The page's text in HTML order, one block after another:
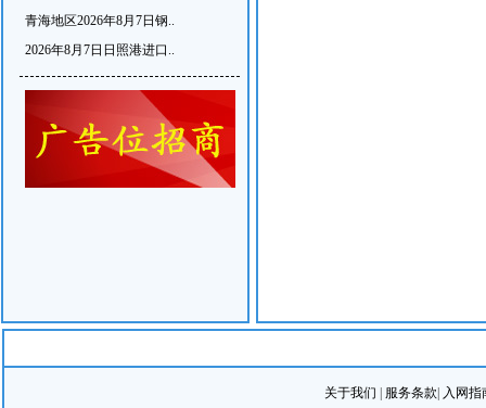
青海地区2026年8月7日钢..
2026年8月7日日照港进口..
关于我们 服务条款 入网指